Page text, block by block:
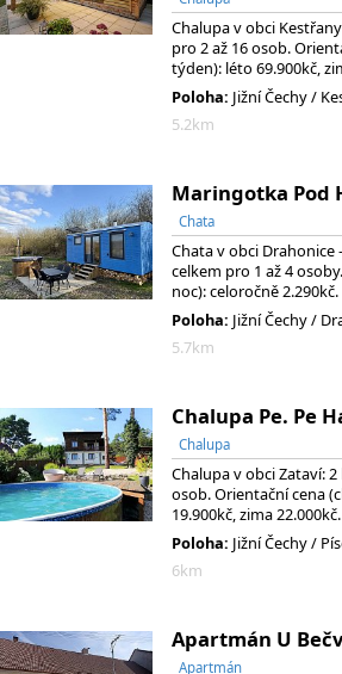
Chalupa v obci
pro 2 až 16 osob.
týden): léto 69.900kč,
Poloha: Jižní Čechy /
5.2km
Maringotka Pod
Chata
Chata v obci Drahonice
celkem pro 1 až 4
noc): celoročně 2.290kč.
Poloha: Jižní Čechy /
5.7km
Chalupa Pe. Pe
Chalupa
Chalupa v obci Zataví:
osob. Orientační cena
19.900kč, zima 22.000kč.
Poloha: Jižní Čechy/
6km
Apartmán U
Apartmán